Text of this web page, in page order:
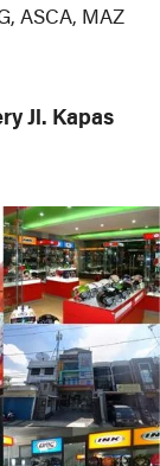
ASCA, MAZ
Jl. Kapas